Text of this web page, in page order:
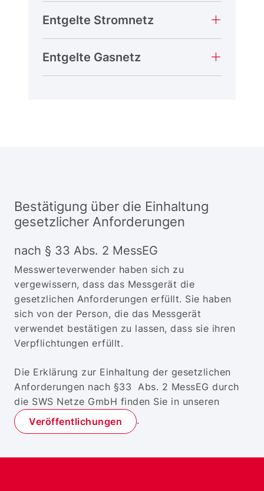
Entgelte Stromnetz
Entgelte Gasnetz
Bestätigung über die Einhaltung
gesetzlicher Anforderungen
nach § 33 Abs. 2 MessEG
Messwerteverwender haben sich zu
vergewissern, dass das Messgerät die
gesetzlichen Anforderungen erfüllt. Sie haben
sich von der Person, die das Messgerät
verwendet bestätigen zu lassen, dass sie ihren
Verpflichtungen erfüllt.
Die Erklärung zur Einhaltung der gesetzlichen
Anforderungen nach §33 Abs. 2 MessEG durch
die SWS Netze GmbH finden Sie in unseren
Veröffentlichungen
.